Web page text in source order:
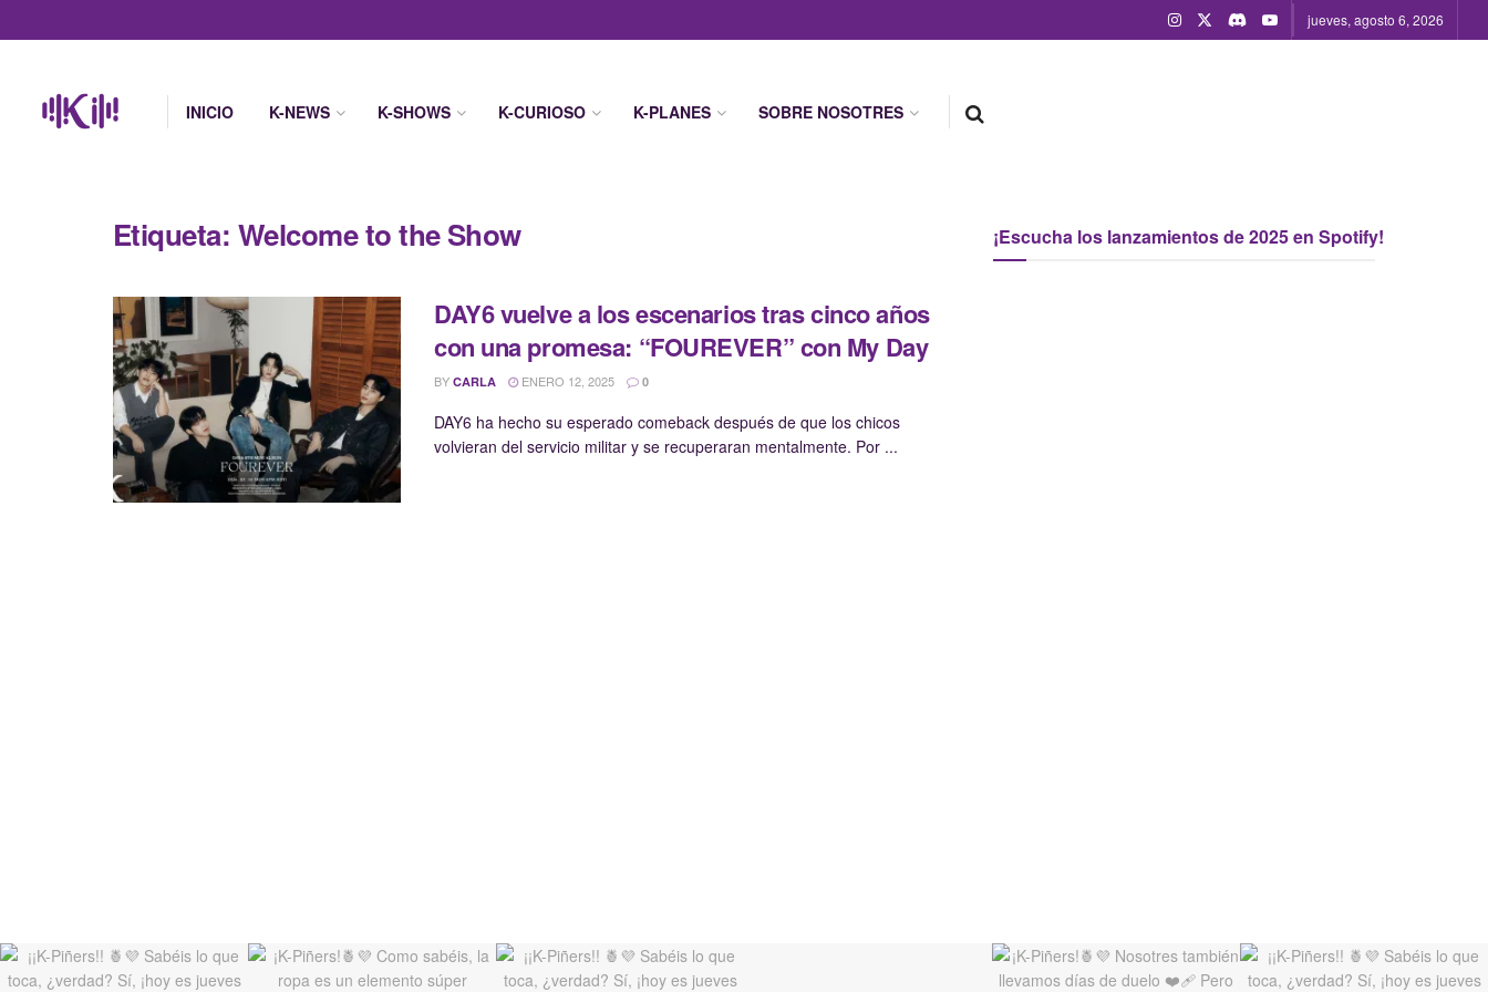
jueves, agosto 6, 2026
INICIO K-NEWS K-SHOWS K-CURIOSO K-PLANES SOBRE NOSOTRES
Etiqueta: Welcome to the Show
DAY6 vuelve a los escenarios tras cinco años
con una promesa: “FOUREVER” con My Day
BY CARLA ENERO 12, 2025 0
DAY6 ha hecho su esperado comeback después de que los chicos
volvieran del servicio militar y se recuperaran mentalmente. Por ...
¡Escucha los lanzamientos de 2025 en Spotify!